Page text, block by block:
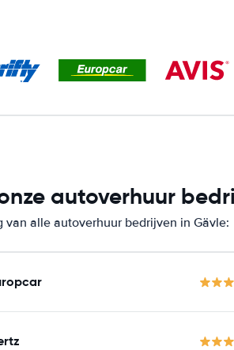
autoverhuur
van alle autoverhuur bedrijven in Gävle: